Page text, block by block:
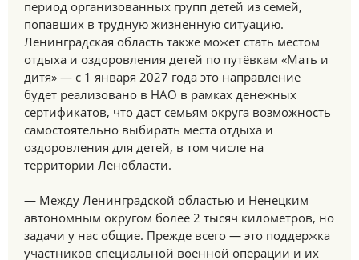
период организованных групп детей из семей,
попавших в трудную жизненную ситуацию.
Ленинградская область также может стать местом
отдыха и оздоровления детей по путёвкам «Мать и
дитя» — с 1 января 2027 года это направление
будет реализовано в НАО в рамках денежных
сертификатов, что даст семьям округа возможность
самостоятельно выбирать места отдыха и
оздоровления для детей, в том числе на
территории Ленобласти.
— Между Ленинградской областью и Ненецким
автономным округом более 2 тысяч километров, но
задачи у нас общие. Прежде всего — это поддержка
участников специальной военной операции и их